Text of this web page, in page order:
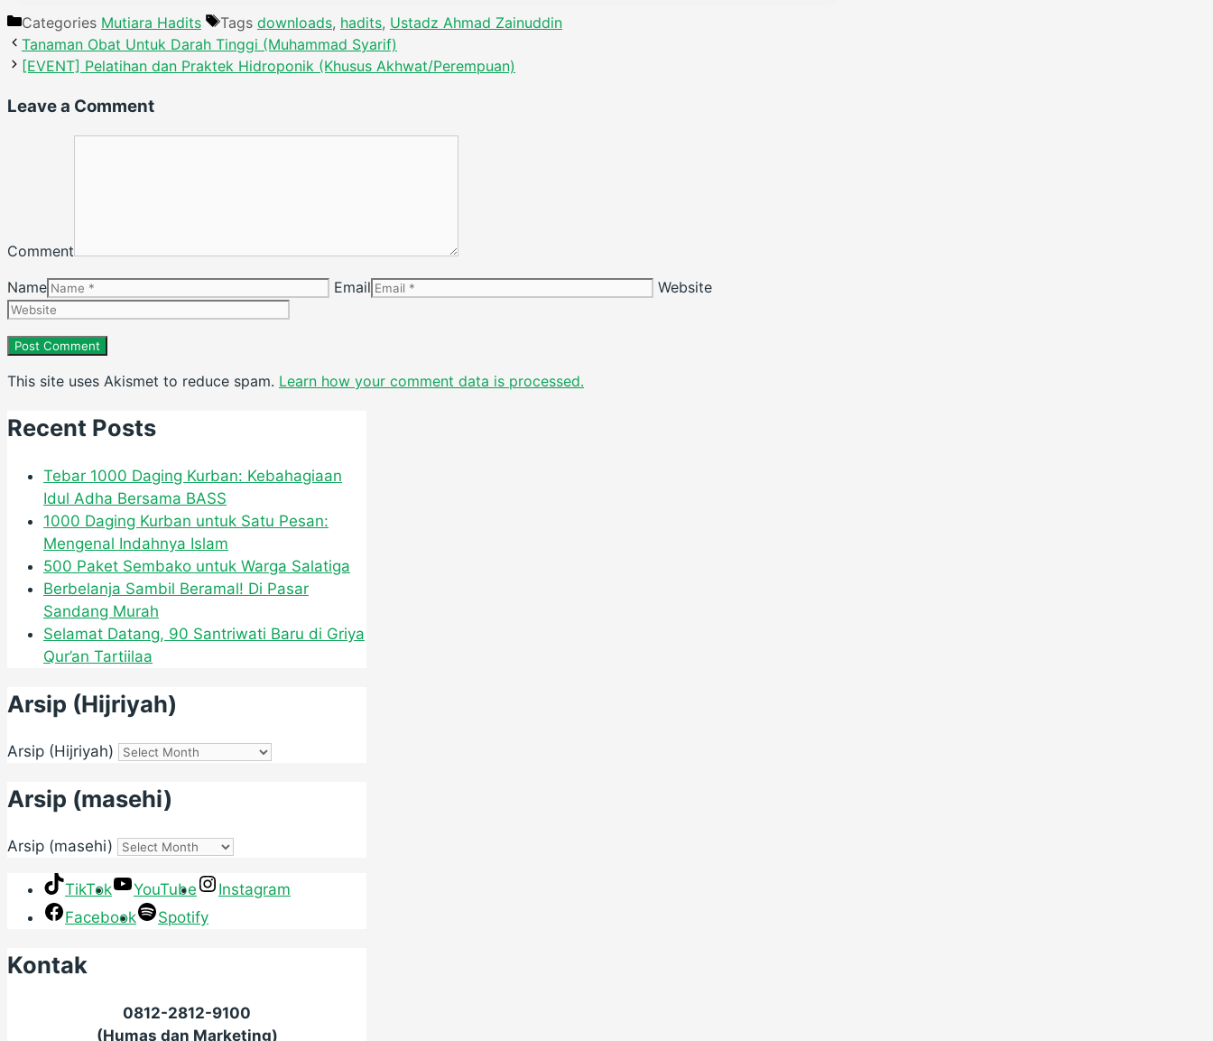
Categories Mutiara Hadits Tags downloads, hadits, Ustadz Ahmad Zainuddin
Tanaman Obat Untuk Darah Tinggi (Muhammad Syarif)
[EVENT] Pelatihan dan Praktek Hidroponik (Khusus Akhwat/Perempuan)
Leave a Comment
Comment
Name
Email Website
This site uses Akismet to reduce spam. Learn how your comment data is processed.
Recent Posts
Tebar 1000 Daging Kurban: Kebahagiaan
Idul Adha Bersama BASS
1000 Daging Kurban untuk Satu Pesan:
Mengenal Indahnya Islam
500 Paket Sembako untuk Warga Salatiga
Berbelanja Sambil Beramal! Di Pasar
Sandang Murah
Selamat Datang, 90 Santriwati Baru di Griya
Qur’an Tartiilaa
Arsip (Hijriyah)
Arsip (Hijriyah)
Arsip (masehi)
Arsip (masehi)
TikTok YouTube
Instagram
Facebook
Spotify
Kontak
0812-2812-9100
(Humas dan Marketing)